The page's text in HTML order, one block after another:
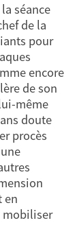
séance
de la
pour
encore
de son
même
doute
procès
en
mobiliser